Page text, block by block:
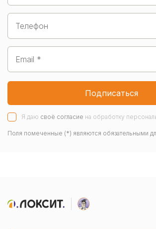
Подписаться
Я даю своё согласие на обработку
Поля помеченные (*) являются обязательными